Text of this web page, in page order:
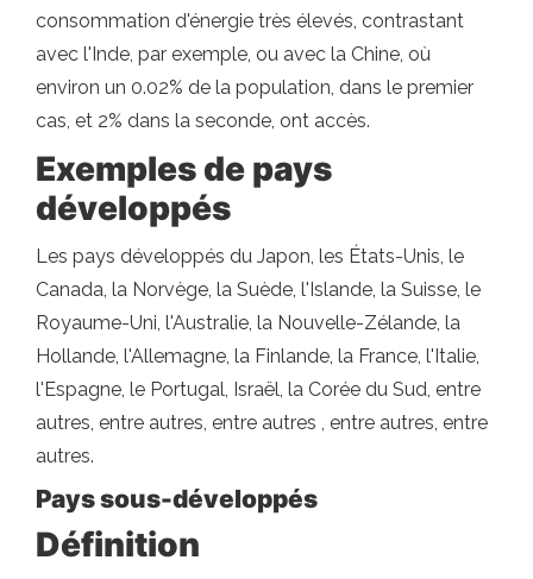
consommation d'énergie très élevés, contrastant
avec l'Inde, par exemple, ou avec la Chine, où
environ un 0.02% de la population, dans le premier
cas, et 2% dans la seconde, ont accès.
Exemples de pays
développés
Les pays développés du Japon, les États-Unis, le
Canada, la Norvège, la Suède, l'Islande, la Suisse, le
Royaume-Uni, l'Australie, la Nouvelle-Zélande, la
Hollande, l'Allemagne, la Finlande, la France, l'Italie,
l'Espagne, le Portugal, Israël, la Corée du Sud, entre
autres, entre autres, entre autres , entre autres, entre
autres.
Pays sous-développés
Définition